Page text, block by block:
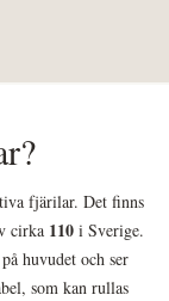
fjärilar. Det finns
cirka 110 i Sverige.
huvudet och ser
som kan rullas